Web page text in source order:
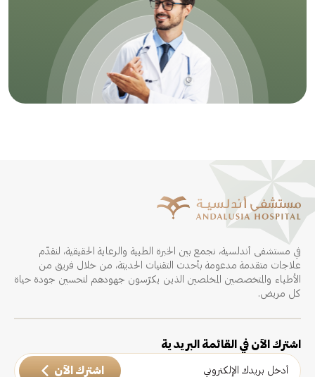
في مستشفى أندلسية، نجمع بين الخبرة الطبية والرعاية الحقيقية، لنقدّم
علاجات متقدمة مدعومة بأحدث التقنيات الحديثة، من خلال فريق من
الأطباء والمتخصصين المخلصين الذين يكرّسون جهودهم لتحسين جودة حياة
كل مريض.
اشترك الآن في القائمة البريدية
اشترك الآن